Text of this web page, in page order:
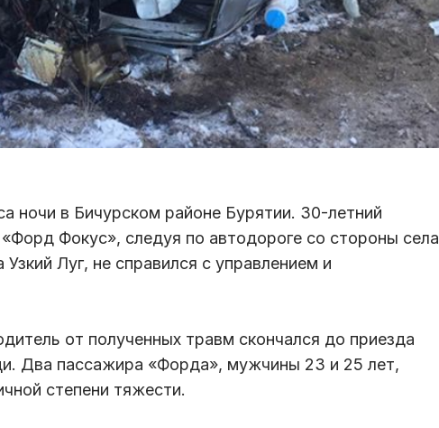
ночи в Бичурском районе Бурятии. 30-летний
Фокус», следуя по автодороге со стороны села
Узкий Луг, не справился с управлением и
от полученных травм скончался до приезда
Два пассажира «Форда», мужчины 23 и 25 лет,
степени тяжести.